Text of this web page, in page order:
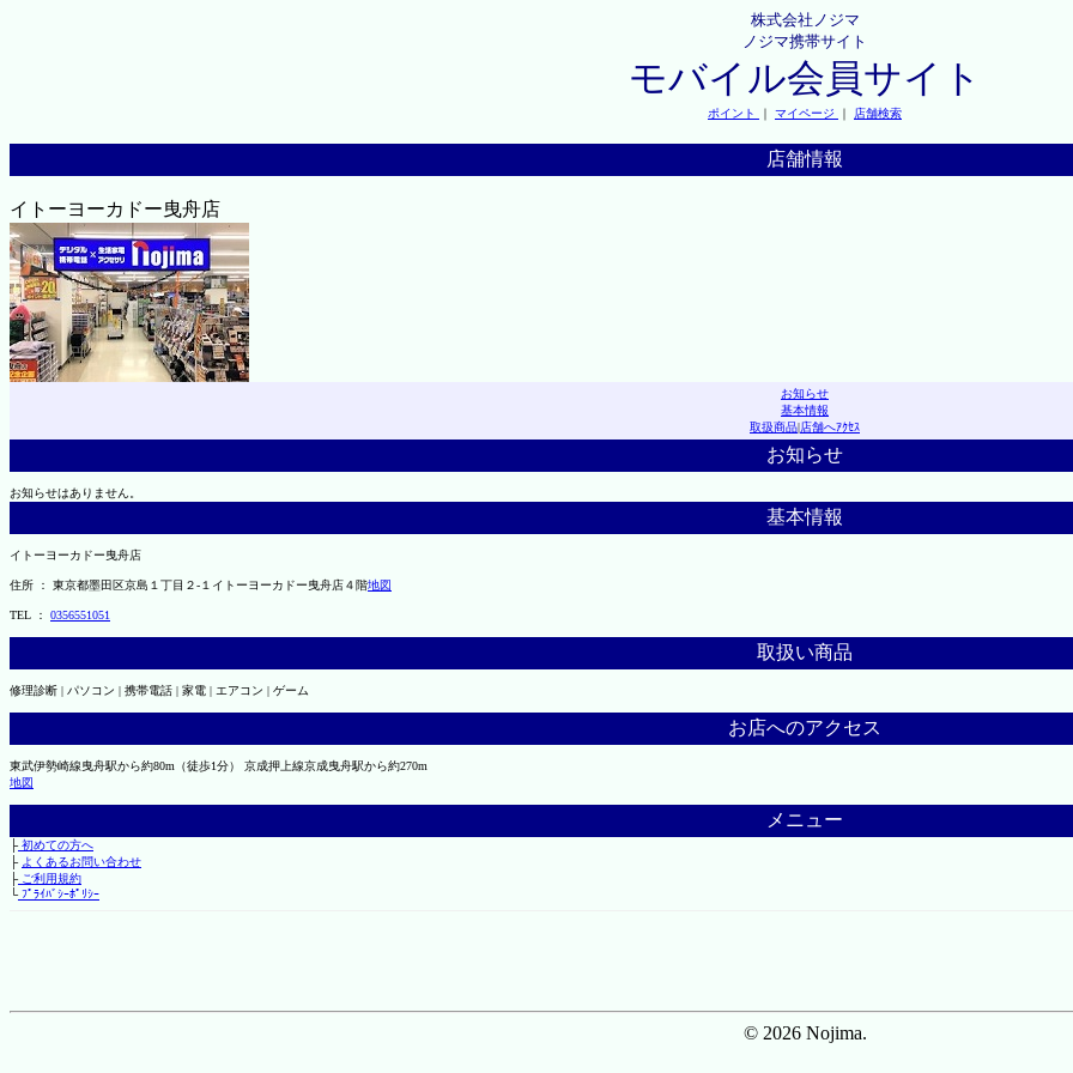
株式会社ノジマ
ノジマ携帯サイト
モバイル会員サイト
ポイント ｜ マイページ ｜ 店舗検索
店舗情報
イトーヨーカドー曳舟店
お知らせ
基本情報
取扱商品|店舗へｱｸｾｽ
お知らせ
お知らせはありません。
基本情報
イトーヨーカドー曳舟店
住所 ： 東京都墨田区京島１丁目２-１イトーヨーカドー曳舟店４階地図
TEL ： 0356551051
取扱い商品
修理診断 | パソコン | 携帯電話 | 家電 | エアコン | ゲーム
お店へのアクセス
東武伊勢崎線曳舟駅から約80m（徒歩1分） 京成押上線京成曳舟駅から約270m
地図
メニュー
├初めての方へ
├ よくあるお問い合わせ
├ご利用規約
└ﾌﾟﾗｲﾊﾞｼｰﾎﾟﾘｼｰ
© 2026 Nojima.